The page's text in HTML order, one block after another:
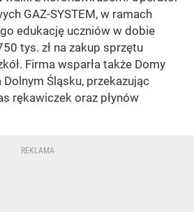
GAZ-SYSTEM, w ramach
edukację uczniów w dobie
tys. zł na zakup sprzętu
Firma wsparła także Domy
Dolnym Śląsku, przekazując
rękawiczek oraz płynów